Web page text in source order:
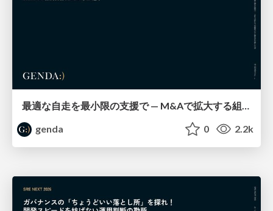
最適な自走を最小限の支援で — M&Aで拡大する組織で少人数SREが挑んだ1年 / SRE NEXT 2026
genda
0 2.2k